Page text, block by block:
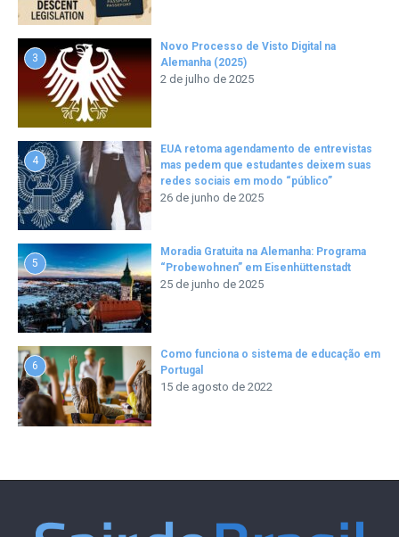
3
Novo Processo de Visto Digital na
Alemanha (2025)
2 de julho de 2025
4
EUA retoma agendamento de entrevistas
mas pedem que estudantes deixem suas
redes sociais em modo “público”
26 de junho de 2025
5
Moradia Gratuita na Alemanha: Programa
“Probewohnen” em Eisenhüttenstadt
25 de junho de 2025
6
Como funciona o sistema de educação em
Portugal
15 de agosto de 2022